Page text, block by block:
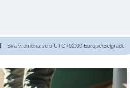
Sva vremena su u UTC+02:00 Europe/Belgrade